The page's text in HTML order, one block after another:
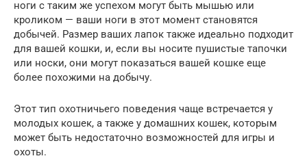
ноги с таким же успехом могут быть мышью или
кроликом — ваши ноги в этот момент становятся
добычей. Размер ваших лапок также идеально подходит
для вашей кошки, и, если вы носите пушистые тапочки
или носки, они могут показаться вашей кошке еще
более похожими на добычу.
Этот тип охотничьего поведения чаще встречается у
молодых кошек, а также у домашних кошек, которым
может быть недостаточно возможностей для игры и
охоты.